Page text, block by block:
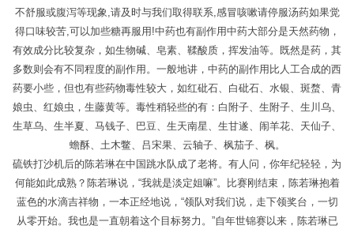
不舒服或腹泻等现象,请及时与我们取得联系,感冒咳嗽请停服汤药如果觉
得口味较苦,可以加些糖再服用!中药也有副作用中药大部分是天然药物，
有效成分比较复杂，如生物碱、皂素、鞣酸质，挥发油等。既然是药，其
多数则会有不同程度的副作用。一般地讲，中药的副作用比人工合成的西
药要小些，但也有些药物毒性较大，如红砒石、白砒石、水银、斑蝥、青
娘虫、红娘虫，生藤黄等。毒性稍轻些的有：白附子、生附子、生川乌、
生草乌、生半夏、马钱子、巴豆、生天南星、生甘遂、闹羊花、天仙子、
蟾酥、土木鳖、吕宋果、云轴子、枫茄子、枫。
硫铁打沙机后的陈若琳在中国跳水队成了老将。有人问，你年纪轻轻，为
何能如此成熟？陈若琳说，“我就是淡定姐嘛”。比赛刚结束，陈若琳抱着
蓝色的水滴吉祥物，一本正经地说，“领队对我们说，走下领奖台，一切
从零开始。我也是一直朝着这个目标努力。”自年世锦赛以来，陈若琳已